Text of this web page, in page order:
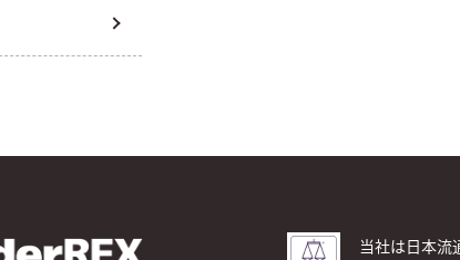
当社は日本流